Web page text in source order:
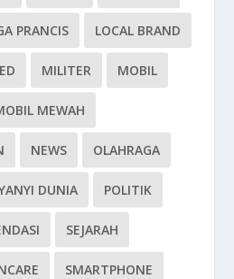
PRANCIS LOCAL BRAND
MILITER MOBIL
MEWAH
NEWS OLAHRAGA
DUNIA POLITIK
SEJARAH
SMARTPHONE